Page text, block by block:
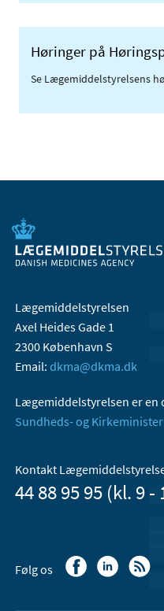
Høringer på
Se Lægemiddelstyrelsens
Lægemiddelstyrelsen
Axel Heides Gade 1
2300 København S
Email: dkma@dkma.dk
Lægemiddelstyrelsen er en
Sundheds- og
Kontakt
44 88 95 95 (kl. 9 -
Følg os